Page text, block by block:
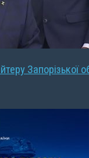
Запорізької